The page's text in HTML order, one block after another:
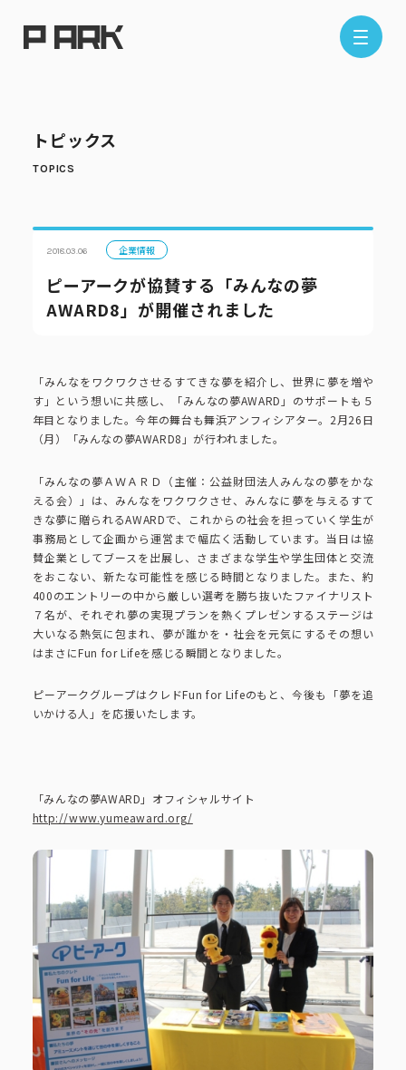
店舗情報
エリアから探す
埼玉エリア
現在地から探す
ピーアークで楽しむ
ピーアークで楽しむ トップ
パチンコ・スロット
企業情報
企業情報 トップ
会社概要 代表挨拶
ピーアークの歩み
組織図
コーポレートブック
CSR活動
CSR活動 トップ
eco10プロジェクト
トピックス
企業理念 採用情報
利用規約 プライバシーポリシー
サイトマップ
トピックス
2018.03.06 企業情報
ピーアークが協賛する「みんなの夢
AWARD8」が開催されました
「みんなをワクワクさせるすてきな夢を紹介し、世界に夢を増や
す」という想いに共感し、「みんなの夢AWARD」のサポートも５
年目となりました。今年の舞台も舞浜アンフィシアター。2月26日
（月）「みんなの夢AWARD8」が行われました。
「みんなの夢ＡＷＡＲＤ（主催：公益財団法人みんなの夢をかな
える会）」は、みんなをワクワクさせ、みんなに夢を与えるすて
きな夢に贈られるAWARDで、これからの社会を担っていく学生が
事務局として企画から運営まで幅広く活動しています。当日は協
賛企業としてブースを出展し、さまざまな学生や学生団体と交流
をおこない、新たな可能性を感じる時間となりました。また、約
400のエントリーの中から厳しい選考を勝ち抜いたファイナリスト
７名が、それぞれ夢の実現プランを熱くプレゼンするステージは
大いなる熱気に包まれ、夢が誰かを・社会を元気にするその想い
はまさにFun for Lifeを感じる瞬間となりました。
ピーアークグループはクレドFun for Lifeのもと、今後も「夢を追
いかける人」を応援いたします。
「みんなの夢AWARD」オフィシャルサイト
http://www.yumeaward.org/